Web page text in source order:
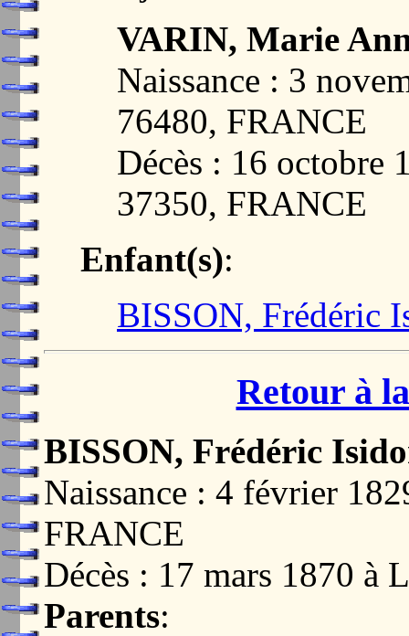
VARIN, Marie
Naissance : 3
76480, FRANCE
Décès : 16
37350, FRANCE
Enfant(s):
BISSON, Frédéric
Retour à
BISSON, Frédéric
Naissance : 4 février
FRANCE
Décès : 17 mars 1870
Parents: